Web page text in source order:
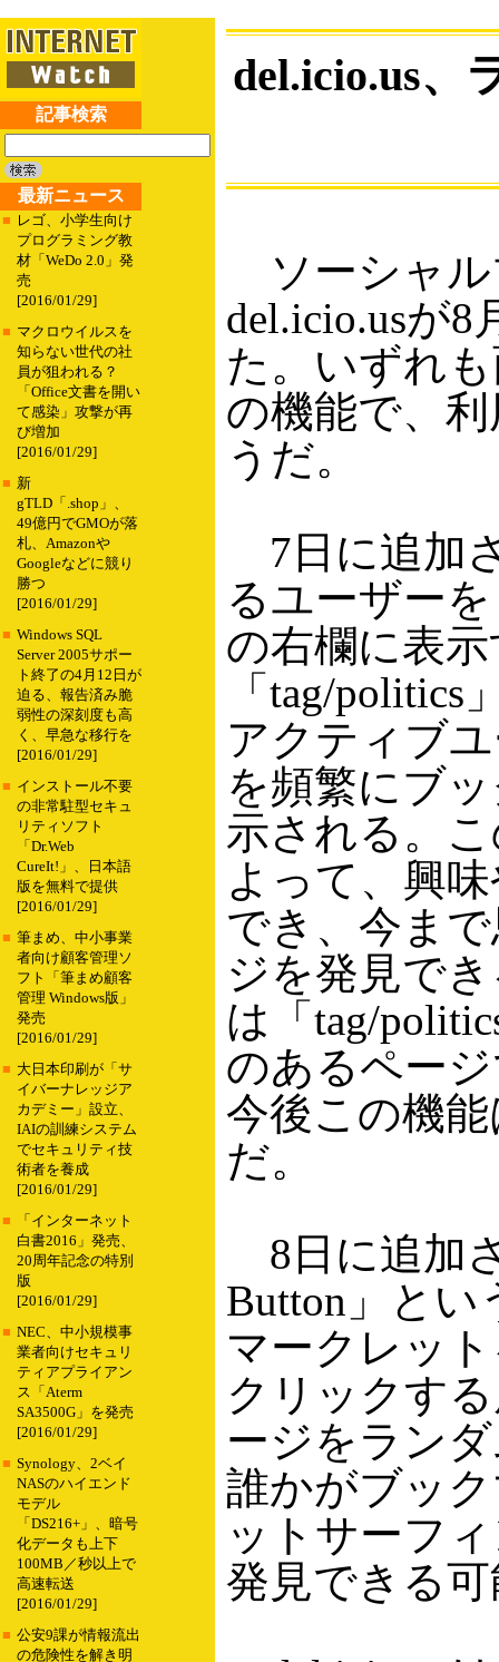
記事検索
最新ニュース
■ レゴ、小学生向け
プログラミング教
材「WeDo 2.0」発
売
[2016/01/29]
■ マクロウイルスを
知らない世代の社
員が狙われる？
「Office文書を開い
て感染」攻撃が再
び増加
[2016/01/29]
■ 新
gTLD「.shop」、
49億円でGMOが落
札、Amazonや
Googleなどに競り
勝つ
[2016/01/29]
■ Windows SQL
Server 2005サポー
ト終了の4月12日が
迫る、報告済み脆
弱性の深刻度も高
く、早急な移行を
[2016/01/29]
■ インストール不要
の非常駐型セキュ
リティソフト
「Dr.Web
CureIt!」、日本語
版を無料で提供
[2016/01/29]
■ 筆まめ、中小事業
者向け顧客管理ソ
フト「筆まめ顧客
管理 Windows版」
発売
[2016/01/29]
■ 大日本印刷が「サ
イバーナレッジア
カデミー」設立、
IAIの訓練システム
でセキュリティ技
術者を養成
[2016/01/29]
■
「インターネット
白書2016」発売、
20周年記念の特別
版
[2016/01/29]
■ NEC、中小規模事
業者向けセキュリ
ティアプライアン
ス「Aterm
SA3500G」を発売
[2016/01/29]
■ Synology、2ベイ
NASのハイエンド
モデル
「DS216+」、暗号
化データも上下
100MB／秒以上で
高速転送
[2016/01/29]
■ 公安9課が情報流出
の危険性を解き明
del.icio.us、
ソーシャル
del.icio.usが
た。いずれ
の機能で、
うだ。
7日に追加
るユーザー
の右欄に表
「tag/
アクティブ
を頻繁にブ
示される。
よって、興
でき、今ま
ジを発見で
は「tag/
のあるペー
今後この機
だ。
8日に追加
Button」と
マークレッ
クリックす
ージをラン
誰かがブッ
ットサーフ
発見できる